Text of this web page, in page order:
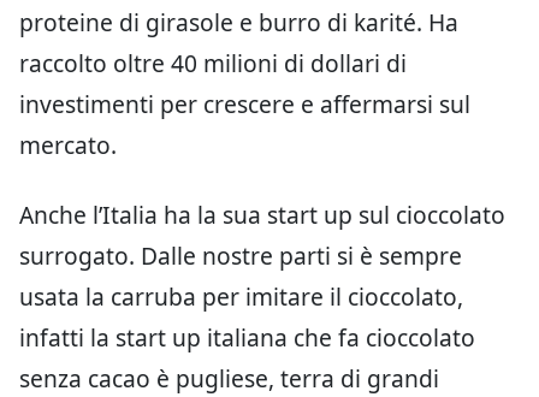
proteine di girasole e burro di karité. Ha
raccolto oltre 40 milioni di dollari di
investimenti per crescere e affermarsi sul
mercato.
Anche l’Italia ha la sua start up sul cioccolato
surrogato. Dalle nostre parti si è sempre
usata la carruba per imitare il cioccolato,
infatti la start up italiana che fa cioccolato
senza cacao è pugliese, terra di grandi